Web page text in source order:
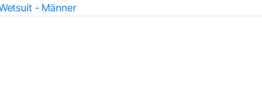
- Männer